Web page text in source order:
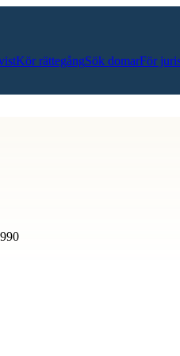
Kör rättegångSök domarFör